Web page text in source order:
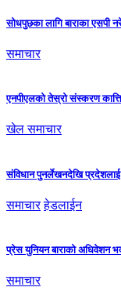
सोधपुछका लागि बाराका एसपी
समाचार
एनपीएलको तेस्रो संस्करण
खेल समाचार
संविधान पुनर्लेखनदेखि प्रदेशलाई
समाचार हेडलाईन
प्रेस युनियन बाराको अधिवेशन
समाचार